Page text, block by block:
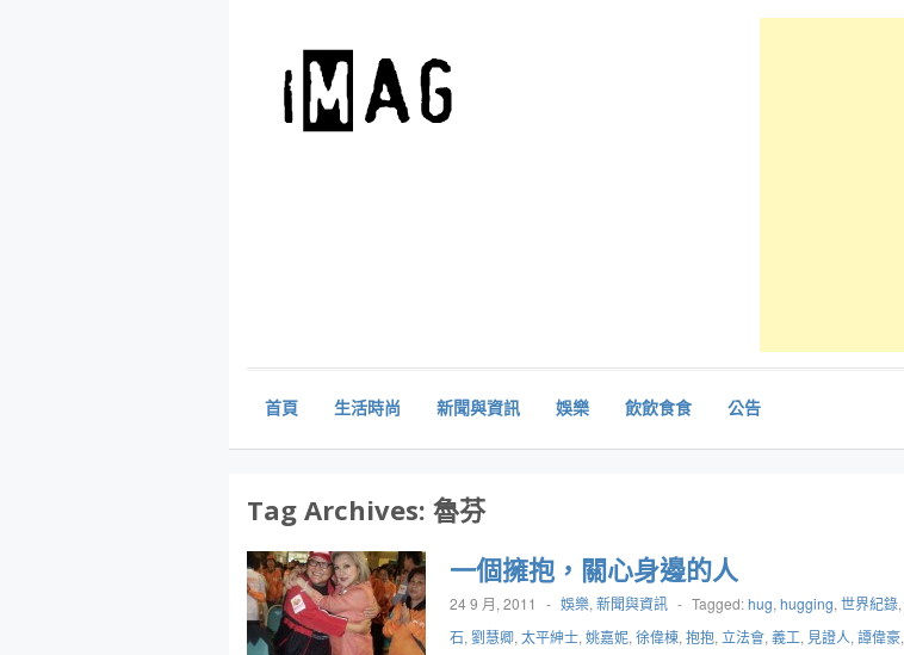
首頁 生活時尚 新聞與資訊 娛樂 飲飲食食 公告
Tag Archives: 魯芬
一個擁抱，關心身邊的人
24 9 月, 2011 - 娛樂, 新聞與資訊 - Tagged:hug, hugging, 世界紀錄,
石, 劉慧卿, 太平紳士, 姚嘉妮, 徐偉棟, 抱抱, 立法會, 義工, 見證人, 譚偉豪,